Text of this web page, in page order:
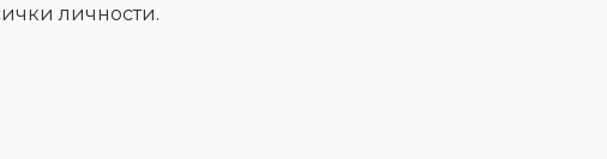
личности.